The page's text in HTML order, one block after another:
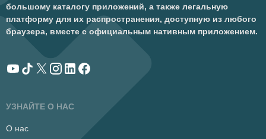
большому каталогу приложений, а также легальную
платформу для их распространения, доступную из любого
браузера, вместе с официальным нативным приложением.
УЗНАЙТЕ О НАС
О нас